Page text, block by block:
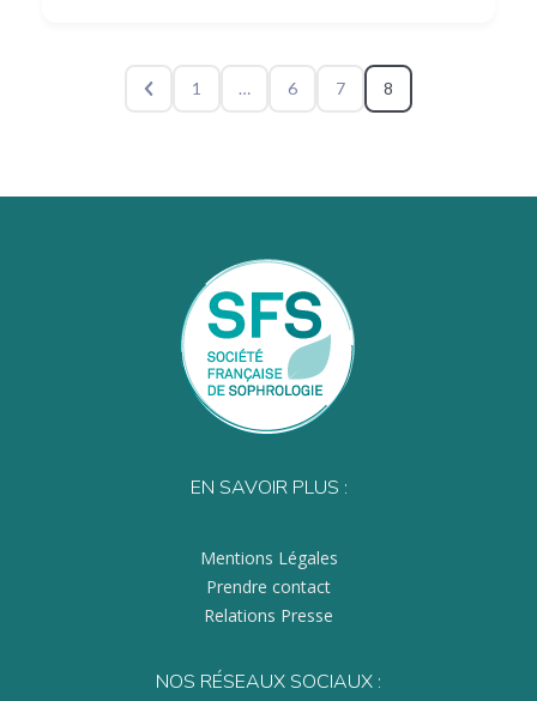
1 … 6 7 8
EN SAVOIR PLUS :
Mentions Légales
Prendre contact
Relations Presse
NOS RÉSEAUX SOCIAUX :